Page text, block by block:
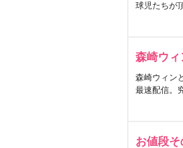
球児たちが
森崎ウィ
森崎ウィン
最速配信。
お値段